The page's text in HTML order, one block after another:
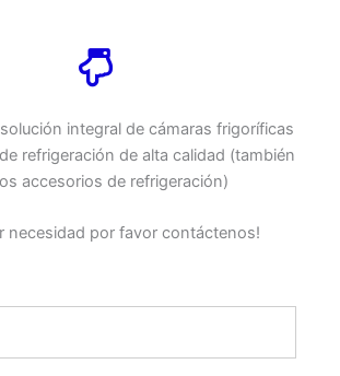
integral de cámaras frigoríficas
refrigeración de alta calidad (también
accesorios de refrigeración)
necesidad por favor contáctenos!